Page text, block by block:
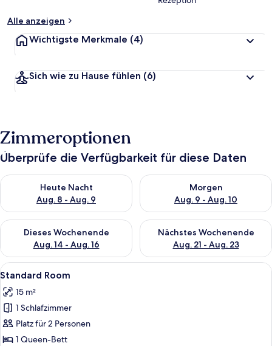
Alle anzeigen
Wichtigste Merkmale (4)
Sich wie zu Hause fühlen (6)
Zimmeroptionen
Überprüfe die Verfügbarkeit für diese Daten
Heute Nacht
Aug. 8 - Aug. 9
Überprüfe die Verfügbarkeit für heute Nacht, Aug. 8 - Aug. 9.
Morgen
Aug. 9 - Aug. 10
Überprüfe die Verfügbarkeit
Dieses Wochenende
Aug. 14 - Aug. 16
Überprüfe die Verfügbarkeit für dieses Wochenende, Aug. 14
Nächstes Wochenende
Aug. 21 - Aug. 23
Überprüfe die Verfügbarkeit
Alle
Fotos
für
Standard
Room
anzeigen
Ein modernes Schlafzimmer mit
9
Standard Room
15 m²
1 Schlafzimmer
Platz für 2 Personen
1 Queen-Bett